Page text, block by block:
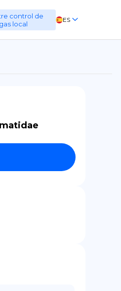
control de
local
ES
EN